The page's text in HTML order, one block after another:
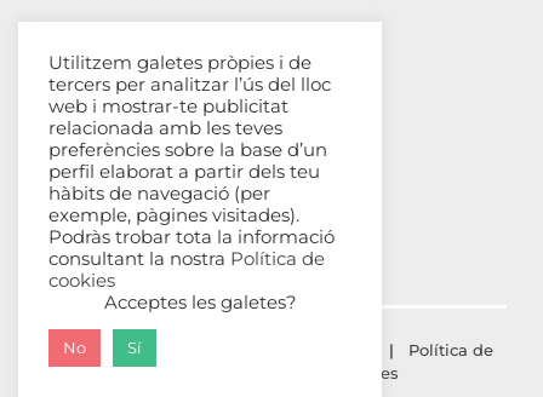
Contacte
Carrer Avinyó, 44 2n
08002 Barcelona
93 302 61 03
esplac@esplac.cat
© ESPLAC Copyright | Política de
privacitat
Política de cookies
Utilitzem galetes pròpies i de
tercers per analitzar l’ús del lloc
web i mostrar-te publicitat
relacionada amb les teves
preferències sobre la base d’un
perfil elaborat a partir dels teu
hàbits de navegació (per
exemple, pàgines visitades).
Podràs trobar tota la informació
consultant la nostra Política de
cookies
Acceptes les galetes?
No Sí